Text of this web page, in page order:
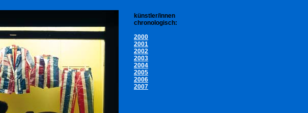
künstler/innen
chronologisch:
2000
2001
2002
2003
2004
2005
2006
2007